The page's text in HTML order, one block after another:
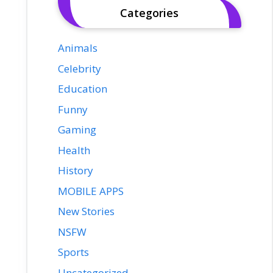
Categories
Animals
Celebrity
Education
Funny
Gaming
Health
History
MOBILE APPS
New Stories
NSFW
Sports